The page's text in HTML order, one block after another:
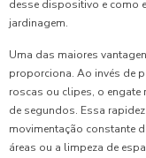
desse dispositivo e como
jardinagem.
Uma das maiores
proporciona. Ao invés de
roscas ou clipes, o engate
de segundos. Essa
movimentação constante
áreas ou a limpeza de